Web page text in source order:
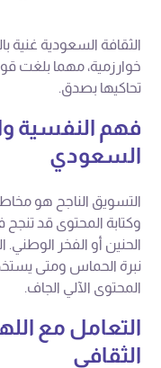
الثقافة السعودية غنية
خوارزمية، مهما بلغت
تحاكيها بصدق.
فهم النفسية
السعودي
التسويق الناجح هو
وكتابة المحتوى قد
الحنين أو الفخر
نبرة الحماس ومتى
المحتوى الآلي الجاف.
التعامل مع
الثقافي